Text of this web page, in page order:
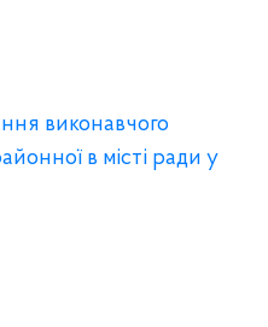
виконавчого
в місті ради у